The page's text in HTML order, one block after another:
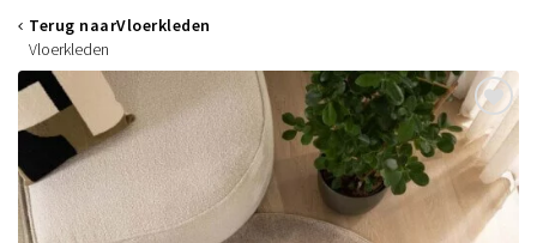
Terug naarVloerkleden
Vloerkleden